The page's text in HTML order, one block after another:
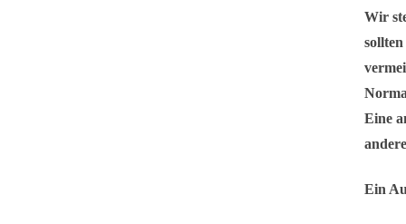
Wir
Eine
Ein